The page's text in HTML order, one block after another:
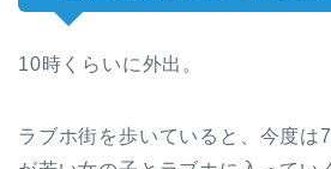
10時くらいに外出。
ラブホ街を歩いていると、今度は